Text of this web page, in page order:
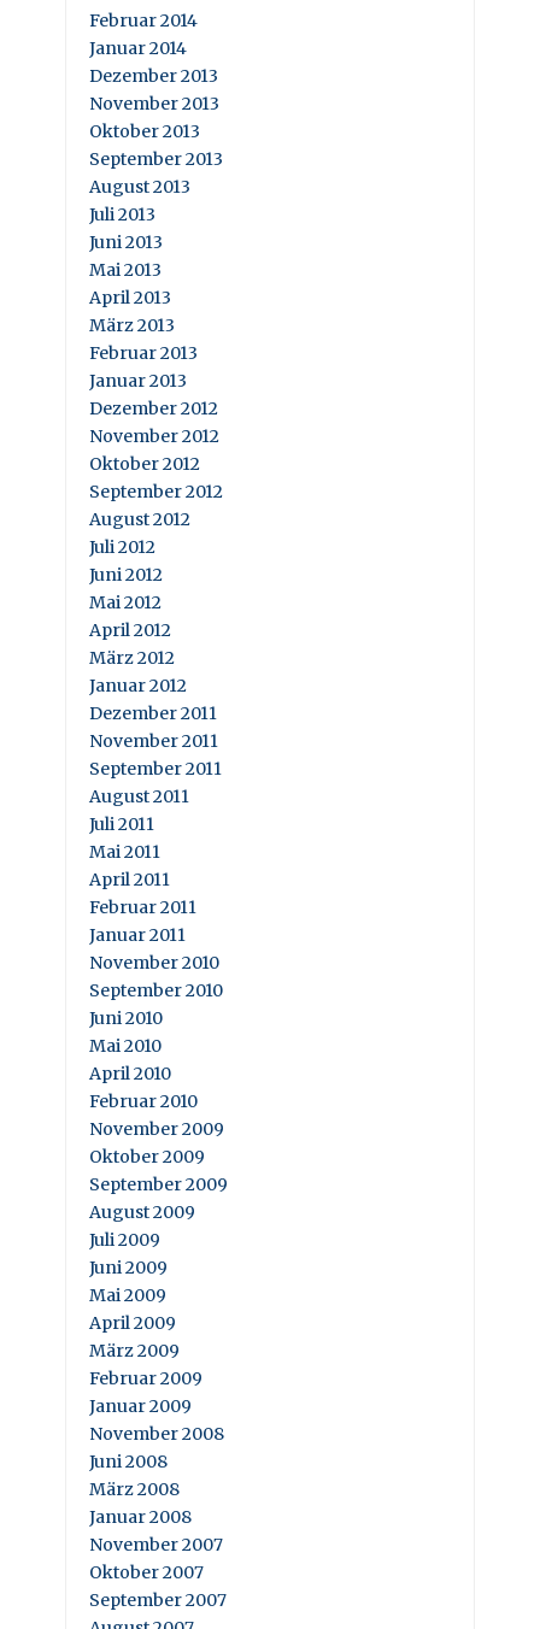
Februar 2014
Januar 2014
Dezember 2013
November 2013
Oktober 2013
September 2013
August 2013
Juli 2013
Juni 2013
Mai 2013
April 2013
März 2013
Februar 2013
Januar 2013
Dezember 2012
November 2012
Oktober 2012
September 2012
August 2012
Juli 2012
Juni 2012
Mai 2012
April 2012
März 2012
Januar 2012
Dezember 2011
November 2011
September 2011
August 2011
Juli 2011
Mai 2011
April 2011
Februar 2011
Januar 2011
November 2010
September 2010
Juni 2010
Mai 2010
April 2010
Februar 2010
November 2009
Oktober 2009
September 2009
August 2009
Juli 2009
Juni 2009
Mai 2009
April 2009
März 2009
Februar 2009
Januar 2009
November 2008
Juni 2008
März 2008
Januar 2008
November 2007
Oktober 2007
September 2007